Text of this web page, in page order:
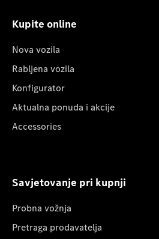
Kupite online
Nova vozila
Rabljena vozila
Konfigurator
Aktualna ponuda i akcije
Accessories
Savjetovanje pri kupnji
Probna vožnja
Pretraga prodavatelja